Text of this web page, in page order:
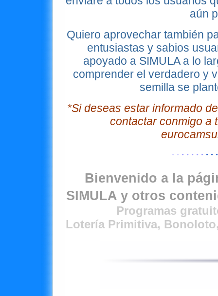
aún
Quiero aprovechar también
entusiastas y sabios
apoyado a SIMULA a lo
comprender el verdadero y
semilla se
*Si deseas estar informado
contactar conmigo a
· · · · · · · · ·
Bienvenido a la
SIMULA y otros
Programas
Lotería Primitiva,